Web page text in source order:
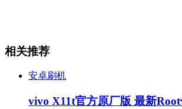
相关推荐
安卓刷机
vivo X11t官方原厂版 最新